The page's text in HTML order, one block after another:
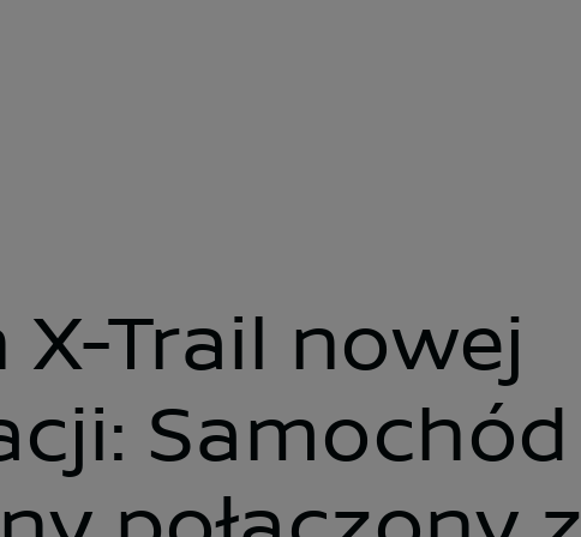
X-Trail nowej
Samochód